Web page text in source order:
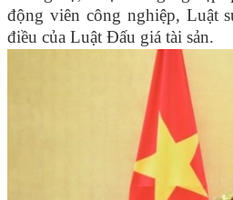
động viên công nghiệp, Luật
điều của Luật Đấu giá tài sản.